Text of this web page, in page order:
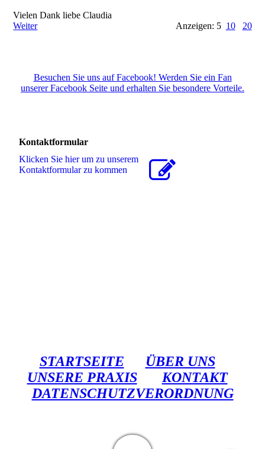
Vielen Dank liebe Claudia
Weiter
Anzeigen: 5 10 20
Besuchen Sie uns auf Facebook! Werden Sie ein Fan
unserer Facebook Seite und erhalten Sie besondere Vorteile.
Kontaktformular
Klicken Sie hier um zu unserem
Kon­takt­for­mu­lar zu kommen
STARTSEITE
ÜBER UNS
UNSERE PRAXIS
KONTAKT
DATENSCHUTZVERORDNUNG